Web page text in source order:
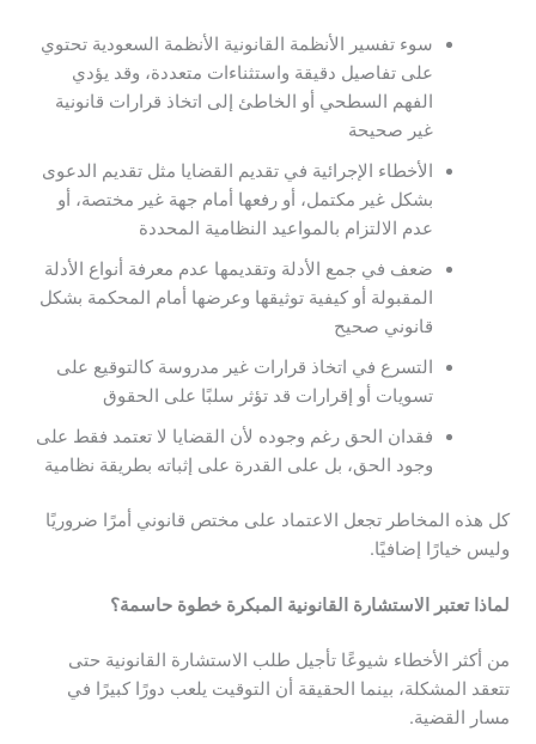
سوء تفسير الأنظمة القانونية الأنظمة السعودية تحتوي
على تفاصيل دقيقة واستثناءات متعددة، وقد يؤدي
الفهم السطحي أو الخاطئ إلى اتخاذ قرارات قانونية
غير صحيحة
الأخطاء الإجرائية في تقديم القضايا مثل تقديم الدعوى
بشكل غير مكتمل، أو رفعها أمام جهة غير مختصة، أو
عدم الالتزام بالمواعيد النظامية المحددة
ضعف في جمع الأدلة وتقديمها عدم معرفة أنواع الأدلة
المقبولة أو كيفية توثيقها وعرضها أمام المحكمة بشكل
قانوني صحيح
التسرع في اتخاذ قرارات غير مدروسة كالتوقيع على
تسويات أو إقرارات قد تؤثر سلبًا على الحقوق
فقدان الحق رغم وجوده لأن القضايا لا تعتمد فقط على
وجود الحق، بل على القدرة على إثباته بطريقة نظامية
كل هذه المخاطر تجعل الاعتماد على مختص قانوني أمرًا ضروريًا
وليس خيارًا إضافيًا.
لماذا تعتبر الاستشارة القانونية المبكرة خطوة حاسمة؟
من أكثر الأخطاء شيوعًا تأجيل طلب الاستشارة القانونية حتى
تتعقد المشكلة، بينما الحقيقة أن التوقيت يلعب دورًا كبيرًا في
مسار القضية.